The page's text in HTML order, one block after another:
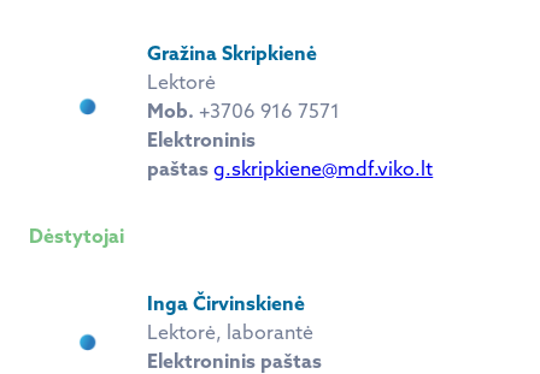
Gražina Skripkienė
Lektorė
Mob.+3706 916 7571
Elektroninis
paštas g.skripkiene@mdf.viko.lt
Dėstytojai
Inga Čirvinskienė
Lektorė, laborantė
Elektroninis paštas